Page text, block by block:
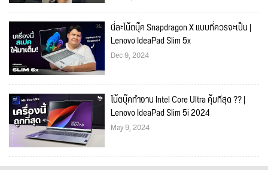
นี่ละโน้ตบุ๊ค Snapdragon X แบบที่ควรจะเป็น |
Lenovo IdeaPad Slim 5x
Dec 9, 2024
โน้ตบุ๊คทำงาน Intel Core Ultra คุ้มที่สุด ?? |
Lenovo IdeaPad Slim 5i 2024
May 9, 2024